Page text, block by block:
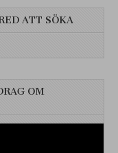
ATT SÖKA
OM